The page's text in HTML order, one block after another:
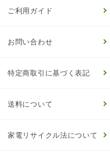
ご利用ガイド
お問い合わせ
特定商取引に基づく表記
送料について
家電リサイクル法について